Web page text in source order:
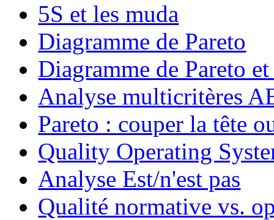
5S et les muda
Diagramme de Pareto
Diagramme de Pareto
Analyse multicritères
Pareto : couper la tête
Quality Operating
Analyse Est/n'est pas
Qualité normative vs.